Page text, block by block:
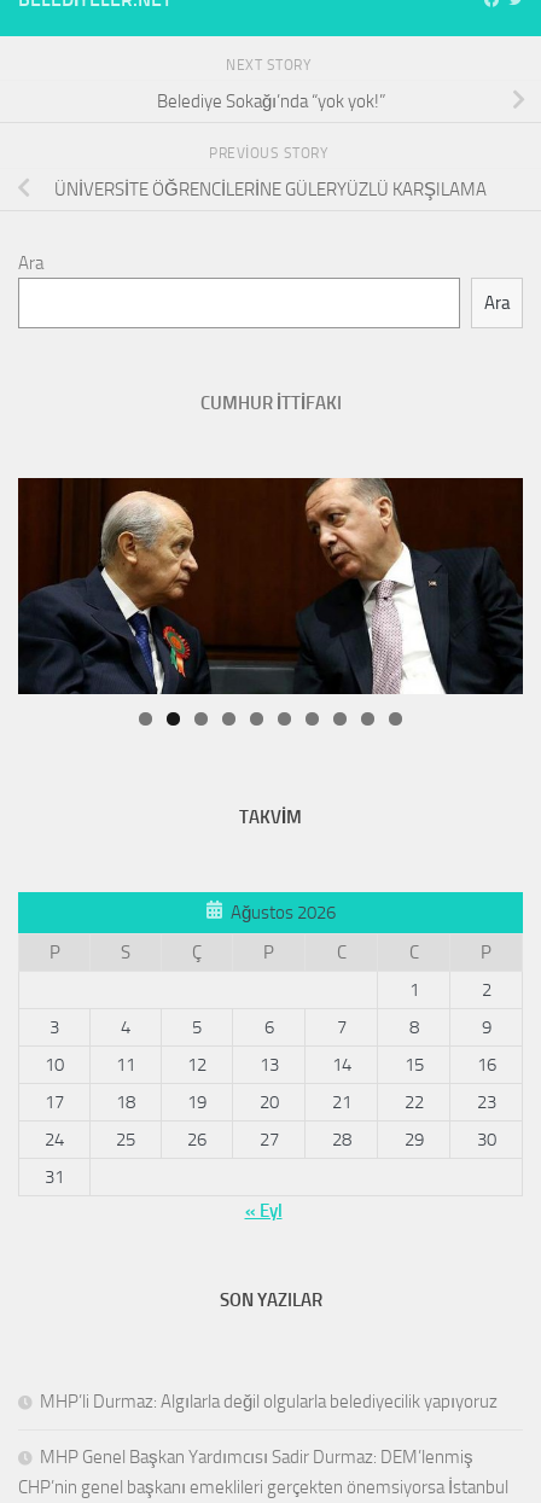
NEXT STORY
Belediye Sokağı’nda “yok yok!”
PREVIOUS STORY
ÜNİVERSİTE ÖĞRENCİLERİNE GÜLERYÜZLÜ KARŞILAMA
Ara
Ara
CUMHUR İTTİFAKI
TAKVİM
Ağustos 2026
P
S Ç P C C
P
1
2
3
4 5 6 7 8
9
10
11 12 13 14 15
16
17
18 19 20 21 22
23
24
25 26 27 28 29
30
31
« Eyl
SON YAZILAR
MHP’li Durmaz: Algılarla değil olgularla belediyecilik yapıyoruz
MHP Genel Başkan Yardımcısı Sadir Durmaz: DEM’lenmiş
CHP’nin genel başkanı emeklileri gerçekten önemsiyorsa İstanbul